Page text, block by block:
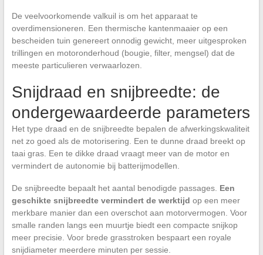
De veelvoorkomende valkuil is om het apparaat te
overdimensioneren. Een thermische kantenmaaier op een
bescheiden tuin genereert onnodig gewicht, meer uitgesproken
trillingen en motoronderhoud (bougie, filter, mengsel) dat de
meeste particulieren verwaarlozen.
Snijdraad en snijbreedte: de
ondergewaardeerde parameters
Het type draad en de snijbreedte bepalen de afwerkingskwaliteit
net zo goed als de motorisering. Een te dunne draad breekt op
taai gras. Een te dikke draad vraagt meer van de motor en
vermindert de autonomie bij batterijmodellen.
De snijbreedte bepaalt het aantal benodigde passages. Een
geschikte snijbreedte vermindert de werktijd op een meer
merkbare manier dan een overschot aan motorvermogen. Voor
smalle randen langs een muurtje biedt een compacte snijkop
meer precisie. Voor brede grasstroken bespaart een royale
snijdiameter meerdere minuten per sessie.